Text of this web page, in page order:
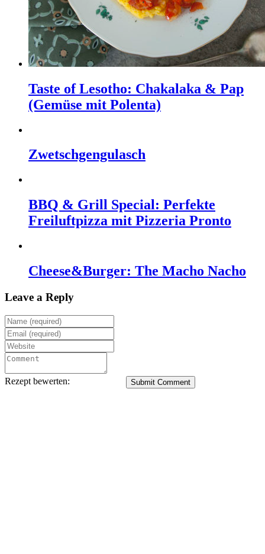
Taste of Lesotho: Chakalaka & Pap
(Gemüse mit Polenta)
Zwetschgengulasch
BBQ & Grill Special: Perfekte
Freiluftpizza mit Pizzeria Pronto
Cheese&Burger: The Macho Nacho
Leave a Reply
Submit Comment
Rezept bewerten: